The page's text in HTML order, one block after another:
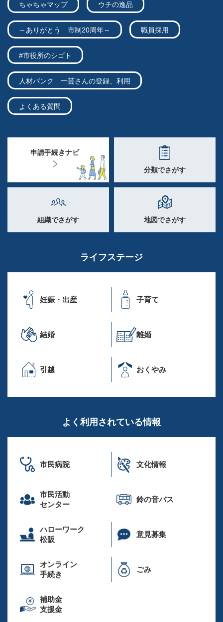
ちゃちゃマップ ウチの逸品
～ありがとう 市制20周年～ 職員採用
#市役所のシゴト
人材バンク 一芸さんの登録、利用
よくある質問
申請手続きナビ
分類でさがす
組織でさがす 地図でさがす
ライフステージ
妊娠・出産 子育て
結婚 離婚
引越 おくやみ
よく利用されている情報
市民病院 文化情報
市民活動
センター
鈴の音バス
ハローワーク
松阪
意見募集
オンライン
手続き
ごみ
補助金
支援金